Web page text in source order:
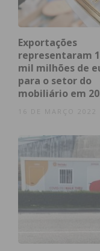
formação da AEP
Assine
obtenha
Exportações
representaram
mil milhões de
para o setor do
mobiliário em
16 DE MARÇO 2022